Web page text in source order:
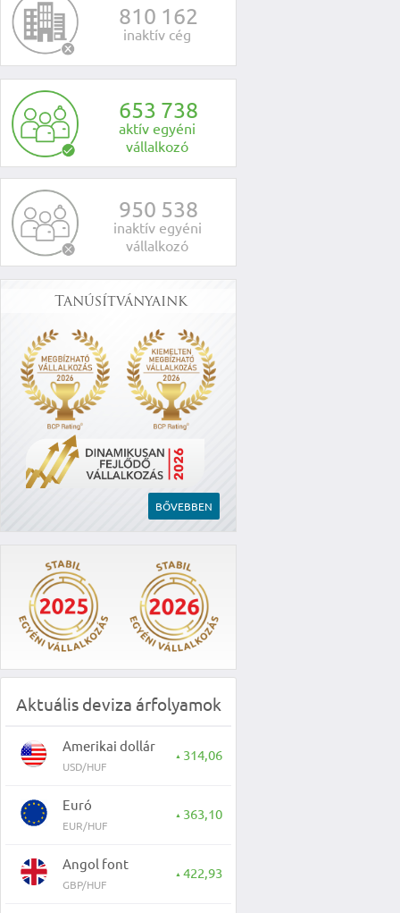
810 162
inaktív cég
653 738
aktív egyéni
vállalkozó
950 538
inaktív egyéni
vállalkozó
Tanúsítványaink
BŐVEBBEN
Aktuális deviza árfolyamok
Amerikai dollár
USD/HUF
▲ 314,06
Euró
EUR/HUF
▲ 363,10
Angol font
GBP/HUF
▲ 422,93